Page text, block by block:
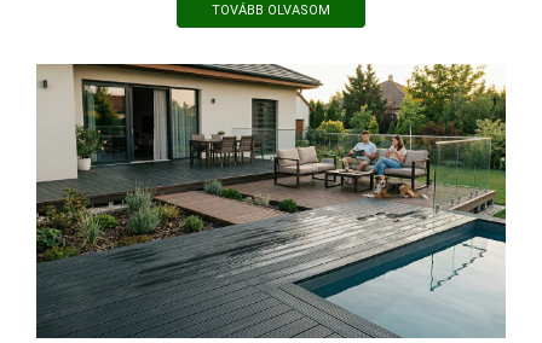
TOVÁBB OLVASOM